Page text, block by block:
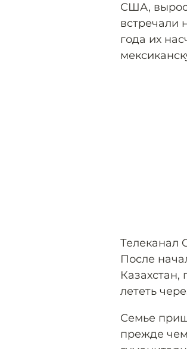
США,
встречали
года их
Телеканал
После
лететь
Семье
прежде